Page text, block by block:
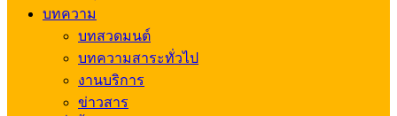
บทความ
บทสวดมนต์
บทความสาระทั่วไป
งานบริการ
ข่าวสาร